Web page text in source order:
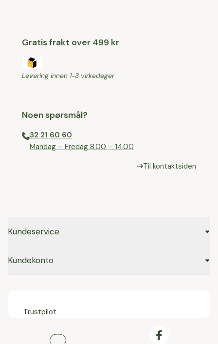
Gratis frakt over 499 kr
Levering innen 1-3 virkedager
Noen spørsmål?
32 21 60 60
⁠Mandag – Fredag 8.00 – 14.00
Til kontaktsiden
Kundeservice
Kundekonto
Trustpilot